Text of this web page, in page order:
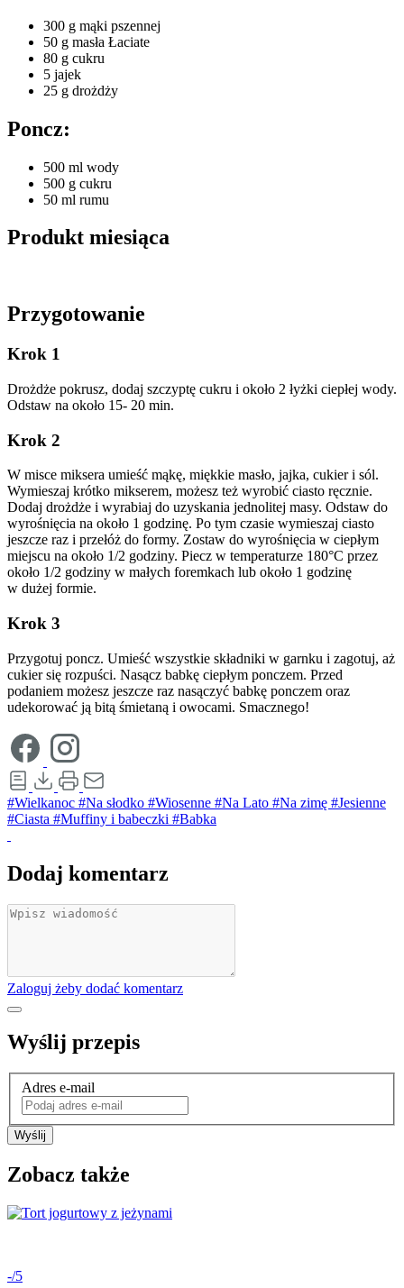
300 g mąki pszennej
50 g masła Łaciate
80 g cukru
5 jajek
25 g drożdży
Poncz:
500 ml wody
500 g cukru
50 ml rumu
Produkt miesiąca
Przygotowanie
Krok 1
Drożdże pokrusz, dodaj szczyptę cukru i około 2 łyżki ciepłej wody.
Odstaw na około 15- 20 min.
Krok 2
W misce miksera umieść mąkę, miękkie masło, jajka, cukier i sól.
Wymieszaj krótko mikserem, możesz też wyrobić ciasto ręcznie.
Dodaj drożdże i wyrabiaj do uzyskania jednolitej masy. Odstaw do
wyrośnięcia na około 1 godzinę. Po tym czasie wymieszaj ciasto
jeszcze raz i przełóż do formy. Zostaw do wyrośnięcia w ciepłym
miejscu na około 1/2 godziny. Piecz w temperaturze 180°C przez
około 1/2 godziny w małych foremkach lub około 1 godzinę
w dużej formie.
Krok 3
Przygotuj poncz. Umieść wszystkie składniki w garnku i zagotuj, aż
cukier się rozpuści. Nasącz babkę ciepłym ponczem. Przed
podaniem możesz jeszcze raz nasączyć babkę ponczem oraz
udekorować ją bitą śmietaną i owocami. Smacznego!
#Wielkanoc #Na słodko #Wiosenne #Na Lato #Na zimę #Jesienne
#Ciasta #Muffiny i babeczki #Babka
Dodaj komentarz
Zaloguj żeby dodać komentarz
Wyślij przepis
Adres e-mail
Wyślij
Zobacz także
-/5